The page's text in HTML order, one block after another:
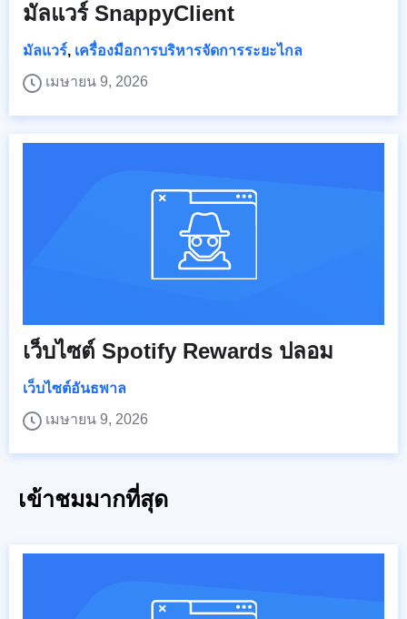
มัลแวร์ SnappyClient
มัลแวร์, เครื่องมือการบริหารจัดการระยะไกล
เมษายน 9, 2026
เว็บไซต์ Spotify Rewards ปลอม
เว็บไซต์อันธพาล
เมษายน 9, 2026
เข้าชมมากที่สุด